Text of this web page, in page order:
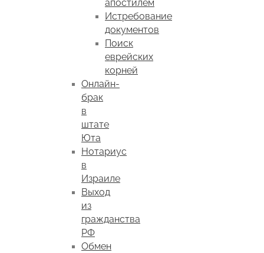
апостилем
Истребование
документов
Поиск
еврейских
корней
Онлайн-
брак
в
штате
Юта
Нотариус
в
Израиле
Выход
из
гражданства
РФ
Обмен